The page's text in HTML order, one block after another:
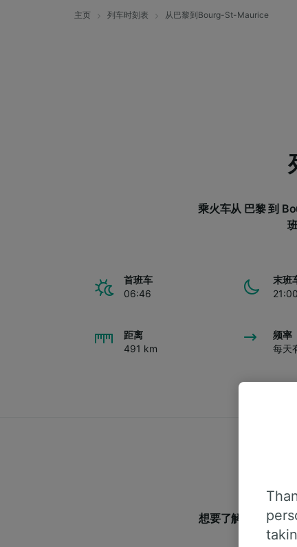
主页 列车时刻表 从巴黎到Bourg-St-Maurice
乘火车从 巴黎 到
首班车
06:46
末班
21:00
距离
491 km
频率
每天
想要了解跟多从巴